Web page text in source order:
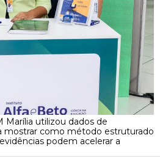
Marília utilizou dados de
mostrar como método estruturado
podem acelerar a